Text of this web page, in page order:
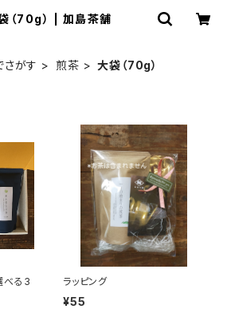
（70g） | 加島茶舗
さがす 煎茶 大袋（70g）
べる3
ラッピング
¥55